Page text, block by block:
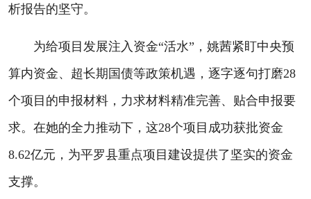
析报告的坚守。
为给项目发展注入资金“活水”，姚茜紧盯中央预
算内资金、超长期国债等政策机遇，逐字逐句打磨28
个项目的申报材料，力求材料精准完善、贴合申报要
求。在她的全力推动下，这28个项目成功获批资金
8.62亿元，为平罗县重点项目建设提供了坚实的资金
支撑。